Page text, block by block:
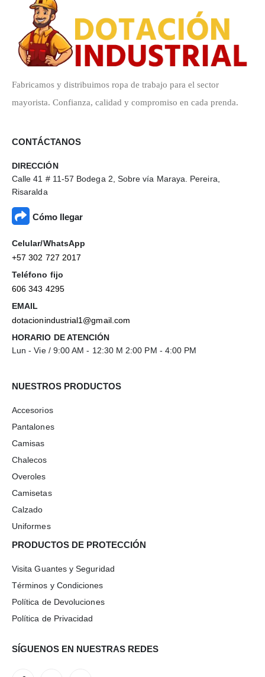
Fabricamos y distribuimos ropa de trabajo para el sector
mayorista. Confianza, calidad y compromiso en cada prenda.
CONTÁCTANOS
DIRECCIÓN
Calle 41 # 11-57 Bodega 2, Sobre vía Maraya. Pereira,
Risaralda
Cómo llegar
Celular/WhatsApp
+57 302 727 2017
Teléfono fijo
606 343 4295
EMAIL
dotacionindustrial1@gmail.com
HORARIO DE ATENCIÓN
Lun - Vie / 9:00 AM - 12:30 M 2:00 PM - 4:00 PM
NUESTROS PRODUCTOS
Accesorios
Pantalones
Camisas
Chalecos
Overoles
Camisetas
Calzado
Uniformes
PRODUCTOS DE PROTECCIÓN
Visita Guantes y Seguridad
Términos y Condiciones
Política de Devoluciones
Política de Privacidad
SÍGUENOS EN NUESTRAS REDES